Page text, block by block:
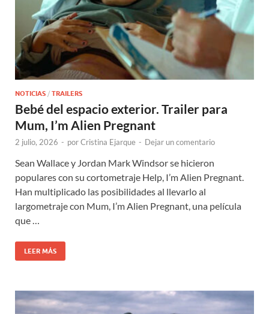
NOTICIAS / TRAILERS
Bebé del espacio exterior. Trailer para
Mum, I’m Alien Pregnant
2 julio, 2026 - porCristina Ejarque - Dejar un comentario
Sean Wallace y Jordan Mark Windsor se hicieron
populares con su cortometraje Help, I’m Alien Pregnant.
Han multiplicado las posibilidades al llevarlo al
largometraje con Mum, I’m Alien Pregnant, una película
que …
LEER MÁS